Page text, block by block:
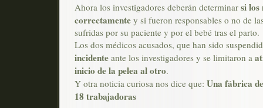
Ahora los investigadores deberán determinar si los
correctamente y si fueron responsables o no de
sufridas por su paciente y por el bebé tras el parto.
Los dos médicos acusados, que han sido
incidente ante los investigadores y se limitaron a
inicio de la pelea al otro.
Y otra noticia curiosa nos dice que: Una fábrica
18 trabajadoras